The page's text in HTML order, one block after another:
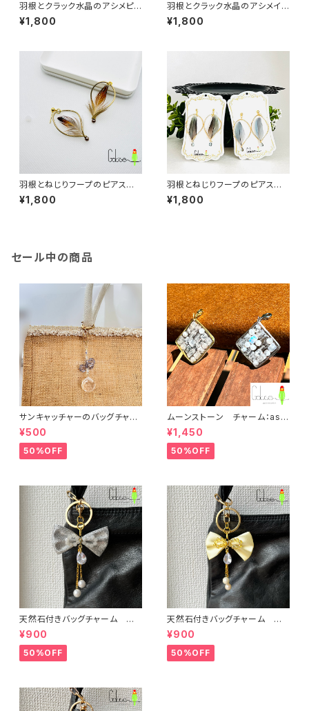
羽根とクラック水晶のアシメピア
ス／イヤリング：黄 afp005YE
【浄化・願いが叶う?!】《アレルギ
¥1,800
羽根とクラック水晶のアシメイヤ
リング：黒＆緑 afp005BK【浄
化・願いが叶う?!】《アレルギー対
¥1,800
羽根とねじりフープのピアス／
イヤリング：茶系 afpy009BR
《アレルギー対応》
¥1,800
羽根とねじりフープのピアス／
イヤリング：青系 afpy009BL
《アレルギー対応》
¥1,800
セール中の商品
サンキャッチャーのバッグチャー
ム：bbc004
¥500
50%OFF
ムーンストーン チャーム：aso
002【恋愛成就、魅力アップに】
¥1,450
50%OFF
天然石付きバッグチャーム シ
ルバーリボン（ムーンストーン）：
bbc001S005【癒しのお守り】
¥900
50%OFF
天然石付きバッグチャーム ゴ
ールドリボン（オーラ水晶）：bbc
001S001【浄化のお守り】
¥900
50%OFF